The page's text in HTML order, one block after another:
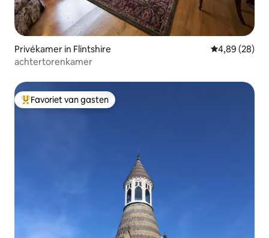
Privékamer in Flintshire Gemiddelde
4,89 (28)
achtertorenkamer
Topfavoriet van gasten
Favoriet van gasten